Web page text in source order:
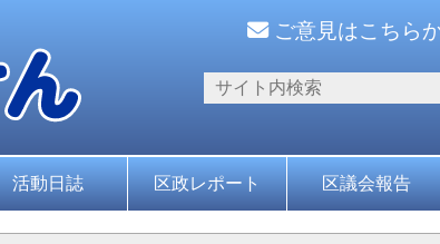
ご意見はこちら
活動日誌 区政レポート 区議会報告